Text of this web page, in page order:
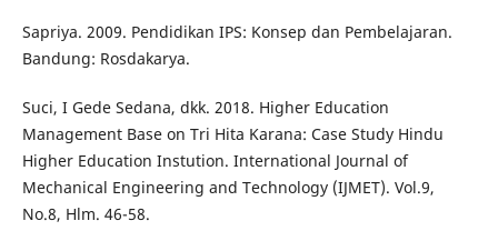
Sapriya. 2009. Pendidikan IPS: Konsep dan Pembelajaran.
Bandung: Rosdakarya.
Suci, I Gede Sedana, dkk. 2018. Higher Education
Management Base on Tri Hita Karana: Case Study Hindu
Higher Education Instution. International Journal of
Mechanical Engineering and Technology (IJMET). Vol.9,
No.8, Hlm. 46-58.